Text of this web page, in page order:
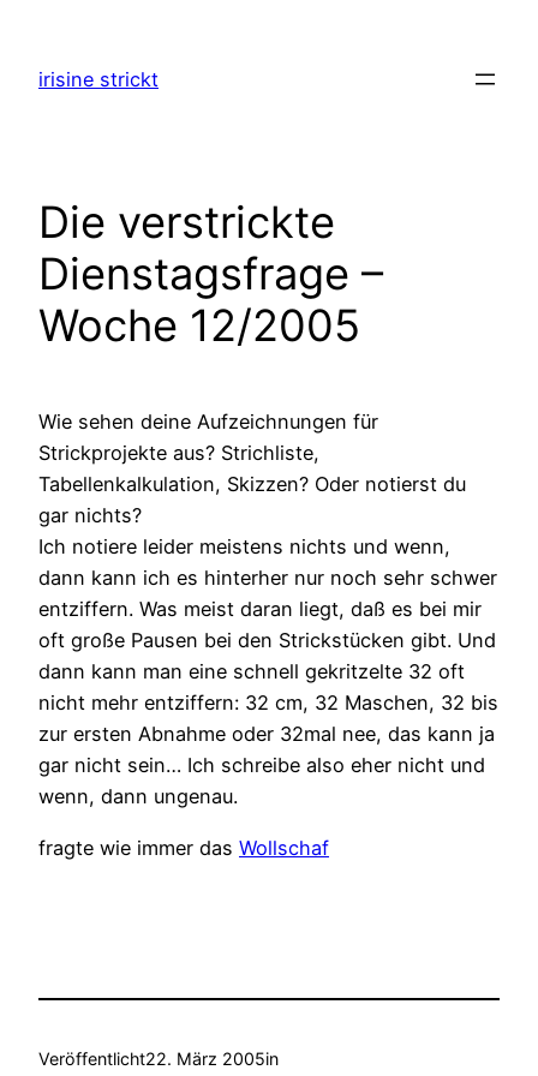
springen
irisine strickt
Die verstrickte
Dienstagsfrage –
Woche 12/2005
Wie sehen deine Aufzeichnungen für
Strickprojekte aus? Strichliste,
Tabellenkalkulation, Skizzen? Oder notierst du
gar nichts?
Ich notiere leider meistens nichts und wenn,
dann kann ich es hinterher nur noch sehr schwer
entziffern. Was meist daran liegt, daß es bei mir
oft große Pausen bei den Strickstücken gibt. Und
dann kann man eine schnell gekritzelte 32 oft
nicht mehr entziffern: 32 cm, 32 Maschen, 32 bis
zur ersten Abnahme oder 32mal nee, das kann ja
gar nicht sein… Ich schreibe also eher nicht und
wenn, dann ungenau.
fragte wie immer das Wollschaf
Veröffentlicht22. März 2005in